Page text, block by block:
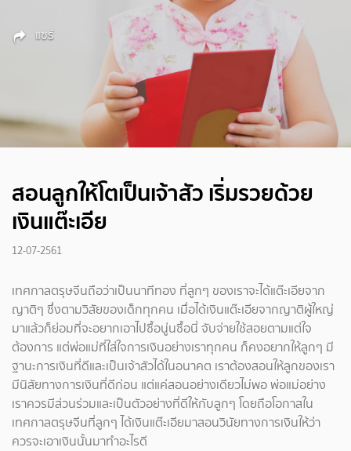
แชร์
สอนลูกให้โตเป็นเจ้าสัว เริ่มรวยด้วย
เงินแต๊ะเอีย
12-07-2561
เทศกาลตรุษจีนถือว่าเป็นนาทีทอง ที่ลูกๆ ของเราจะได้แต๊ะเอียจาก
ญาติๆ ซึ่งตามวิสัยของเด็กทุกคน เมื่อได้เงินแต๊ะเอียจากญาติผู้ใหญ่
มาแล้วก็ย่อมที่จะอยากเอาไปซื้อนู่นซื้อนี่ จับจ่ายใช้สอยตามแต่ใจ
ต้องการ แต่พ่อแม่ที่ใส่ใจการเงินอย่างเราทุกคน ก็คงอยากให้ลูกๆ มี
ฐานะการเงินที่ดีและเป็นเจ้าสัวได้ในอนาคต เราต้องสอนให้ลูกของเรา
มีนิสัยทางการเงินที่ดีก่อน แต่แค่สอนอย่างเดียวไม่พอ พ่อแม่อย่าง
เราควรมีส่วนร่วมและเป็นตัวอย่างที่ดีให้กับลูกๆ โดยถือโอกาสใน
เทศกาลตรุษจีนที่ลูกๆ ได้เงินแต๊ะเอียมาสอนวินัยทางการเงินให้ว่า
ควรจะเอาเงินนั้นมาทำอะไรดี